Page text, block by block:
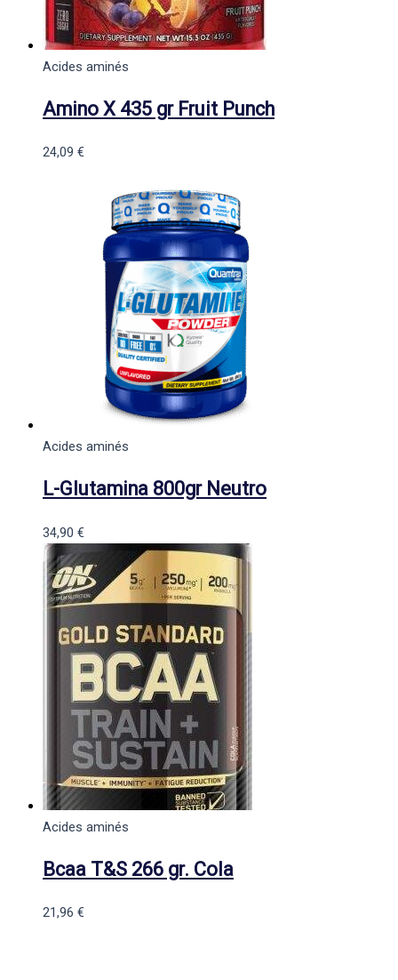
Acides aminés
Amino X 435 gr Fruit Punch
24,09 €
Acides aminés
L-Glutamina 800gr Neutro
34,90 €
Acides aminés
Bcaa T&S 266 gr. Cola
21,96 €